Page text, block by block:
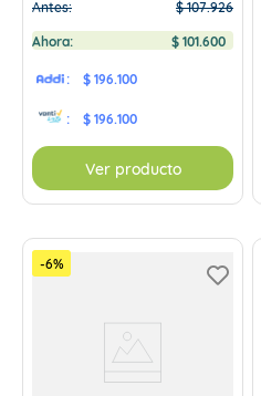
Antes:
$ 107.926
Ahora: $ 101.600
: $ 196.100
: $ 196.100
Ver producto
-6%